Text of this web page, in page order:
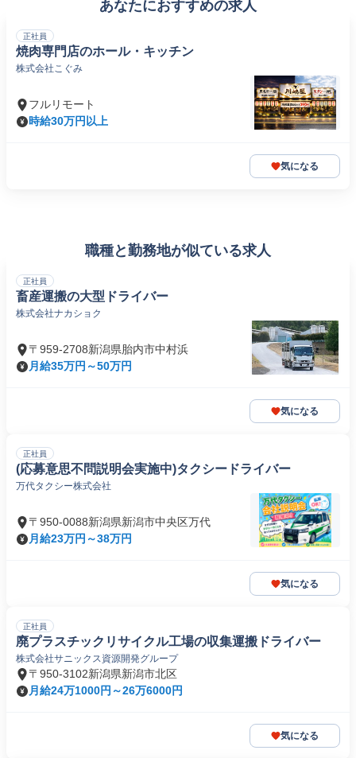
あなたにおすすめの求人
正社員
焼肉専門店のホール・キッチン
株式会社こぐみ
フルリモート
時給30万円以上
気になる
職種と勤務地が似ている求人
正社員
畜産運搬の大型ドライバー
株式会社ナカショク
〒959-2708新潟県胎内市中村浜
月給35万円～50万円
気になる
正社員
(応募意思不問説明会実施中)タクシードライバー
万代タクシー株式会社
〒950-0088新潟県新潟市中央区万代
月給23万円～38万円
気になる
正社員
廃プラスチックリサイクル工場の収集運搬ドライバー
株式会社サニックス資源開発グループ
〒950-3102新潟県新潟市北区
月給24万1000円～26万6000円
気になる